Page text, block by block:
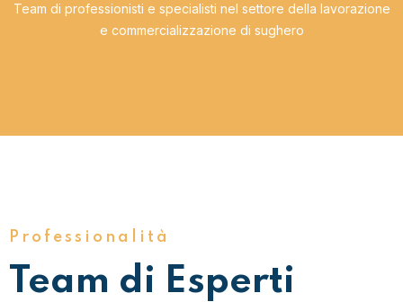
Team di professionisti e specialisti nel settore della lavorazione
e commercializzazione di sughero
Professionalità
Team di Esperti